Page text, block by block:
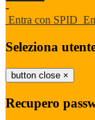
-
Entra con SPID
Seleziona
button close ×
Recupero